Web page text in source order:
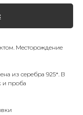
Месторождение
из серебра 925*. В
и проба